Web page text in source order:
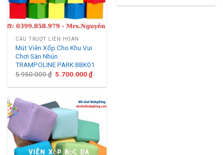
CẦU TRƯỢT LIÊN HOÀN
Mút Viên Xốp Cho Khu Vui
Chơi Sàn Nhún
TRAMPOLINE PARK BBK01
5.950.000₫ Giá
là:
5.700.000₫Giá
tại
5.700.000 ₫.